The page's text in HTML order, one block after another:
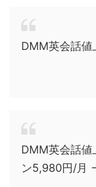
DMM英会話値
DMM英会話値
ン5,980円/月